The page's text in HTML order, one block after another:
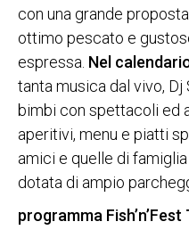
con una grande
ottimo pescato e
espressa. Nel
tanta musica dal vivo,
bimbi con spettacoli ed
aperitivi, menu e piatti
amici e quelle di
dotata di ampio
programma Fish’n’Fest